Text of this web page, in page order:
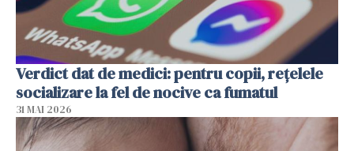
Verdict dat de medici: pentru copii, rețelele
socializare la fel de nocive ca fumatul
31 MAI 2026